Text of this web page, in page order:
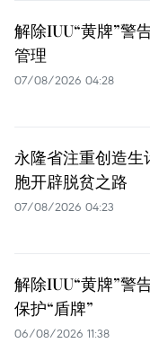
解除IUU“黄牌”警
管理
07/08/2026 04:28
永隆省注重创造生
胞开辟脱贫之路
07/08/2026 04:23
解除IUU“黄牌”警
保护“盾牌”
06/08/2026 11:38